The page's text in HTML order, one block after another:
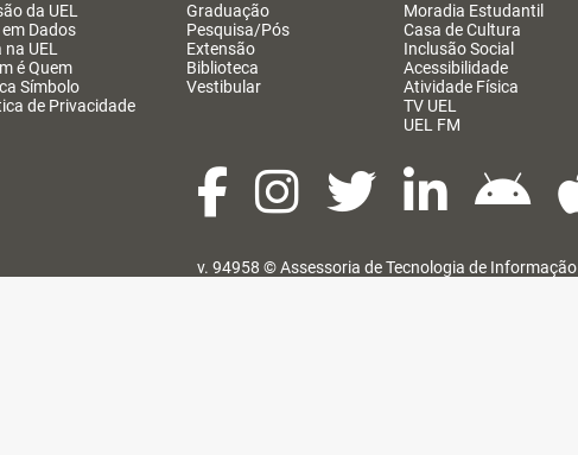
da UEL
em Dados
na UEL
é Quem
Símbolo
de Privacidade
Graduação
Pesquisa/Pós
Extensão
Biblioteca
Vestibular
Moradia Estudantil
Casa de Cultura
Inclusão Social
Acessibilidade
Atividade Física
TV UEL
UEL FM
v. 94958 ©Assessoria de Tecnologia de Informação